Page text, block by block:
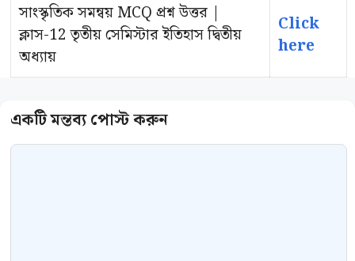
সাংস্কৃতিক সমন্বয় MCQ প্রশ্ন উত্তর |
ক্লাস-12 তৃতীয় সেমিস্টার ইতিহাস দ্বিতীয়
অধ্যায়
Click
here
Comment